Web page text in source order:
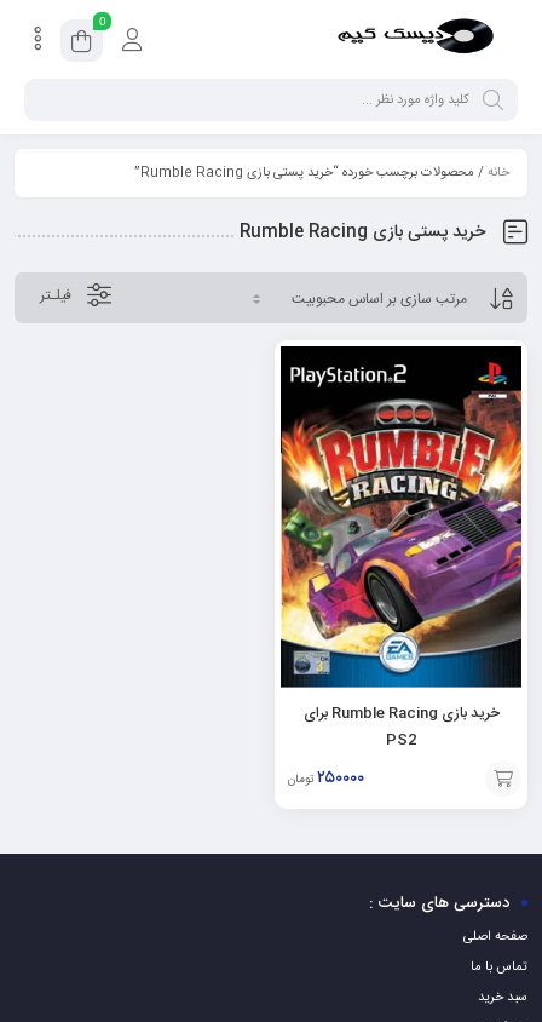
0
خانه/ محصولات برچسب خورده “خرید پستی بازی Rumble Racing”
خرید پستی بازی Rumble Racing
فیلـتر
خرید بازی Rumble Racing برای
PS2
۲۵۰۰۰۰ تومان
افزودن
به
دسترسی های سایت :
صفحه اصلی
تماس با ما
سبد خرید